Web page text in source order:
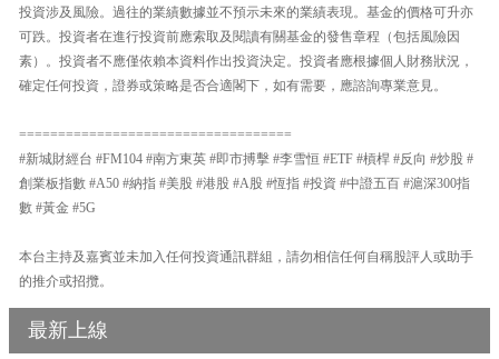
投資涉及風險。過往的業績數據並不預示未來的業績表現。基金的價格可升亦
可跌。投資者在進行投資前應索取及閱讀有關基金的發售章程（包括風險因
素）。投資者不應僅依賴本資料作出投資決定。投資者應根據個人財務狀況，
確定任何投資，證券或策略是否合適閣下，如有需要，應諮詢專業意見。
===================================
#新城財經台 #FM104 #南方東英 #即市搏擊 #李雪恒 #ETF #槓桿 #反向 #炒股 #
創業板指數 #A50 #納指 #美股 #港股 #A股 #恆指 #投資 #中證五百 #滬深300指
數 #黃金 #5G
本台主持及嘉賓並未加入任何投資通訊群組，請勿相信任何自稱股評人或助手
的推介或招攬。
最新上線